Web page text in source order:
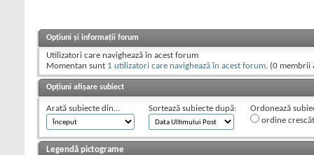
Opțiuni și informații forum
Utilizatori care navighează în acest forum
Momentan sunt 1 utilizatori care navighează în acest forum. (0 membrii
Opțiuni afișare subiect
Arată subiecte din... Sortează subiecte după:
Ordonează
ordine
Legendă pictograme